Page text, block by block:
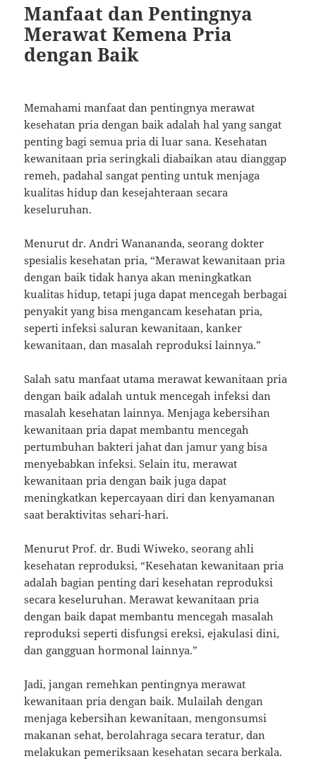
Manfaat dan Pentingnya
Merawat Kemena Pria
dengan Baik
Memahami manfaat dan pentingnya merawat
kesehatan pria dengan baik adalah hal yang sangat
penting bagi semua pria di luar sana. Kesehatan
kewanitaan pria seringkali diabaikan atau dianggap
remeh, padahal sangat penting untuk menjaga
kualitas hidup dan kesejahteraan secara
keseluruhan.
Menurut dr. Andri Wanananda, seorang dokter
spesialis kesehatan pria, “Merawat kewanitaan pria
dengan baik tidak hanya akan meningkatkan
kualitas hidup, tetapi juga dapat mencegah berbagai
penyakit yang bisa mengancam kesehatan pria,
seperti infeksi saluran kewanitaan, kanker
kewanitaan, dan masalah reproduksi lainnya.”
Salah satu manfaat utama merawat kewanitaan pria
dengan baik adalah untuk mencegah infeksi dan
masalah kesehatan lainnya. Menjaga kebersihan
kewanitaan pria dapat membantu mencegah
pertumbuhan bakteri jahat dan jamur yang bisa
menyebabkan infeksi. Selain itu, merawat
kewanitaan pria dengan baik juga dapat
meningkatkan kepercayaan diri dan kenyamanan
saat beraktivitas sehari-hari.
Menurut Prof. dr. Budi Wiweko, seorang ahli
kesehatan reproduksi, “Kesehatan kewanitaan pria
adalah bagian penting dari kesehatan reproduksi
secara keseluruhan. Merawat kewanitaan pria
dengan baik dapat membantu mencegah masalah
reproduksi seperti disfungsi ereksi, ejakulasi dini,
dan gangguan hormonal lainnya.”
Jadi, jangan remehkan pentingnya merawat
kewanitaan pria dengan baik. Mulailah dengan
menjaga kebersihan kewanitaan, mengonsumsi
makanan sehat, berolahraga secara teratur, dan
melakukan pemeriksaan kesehatan secara berkala.